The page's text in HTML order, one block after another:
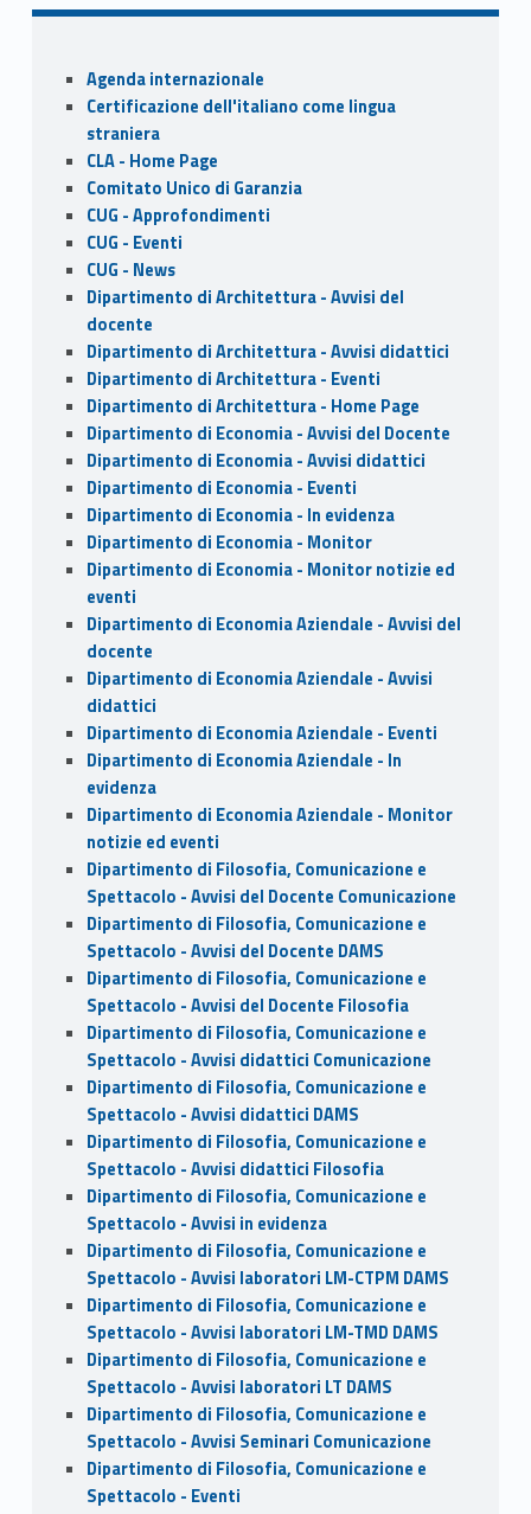
b
o
o
k
d
o
n
l e
Sidebar
Agenda internazionale
Certificazione dell'italiano come lingua
straniera
CLA - Home Page
Comitato Unico di Garanzia
CUG - Approfondimenti
CUG - Eventi
CUG - News
Dipartimento di Architettura - Avvisi del
docente
Dipartimento di Architettura - Avvisi didattici
Dipartimento di Architettura - Eventi
Dipartimento di Architettura - Home Page
Dipartimento di Economia - Avvisi del Docente
Dipartimento di Economia - Avvisi didattici
Dipartimento di Economia - Eventi
Dipartimento di Economia - In evidenza
Dipartimento di Economia - Monitor
Dipartimento di Economia - Monitor notizie ed
eventi
Dipartimento di Economia Aziendale - Avvisi del
docente
Dipartimento di Economia Aziendale - Avvisi
didattici
Dipartimento di Economia Aziendale - Eventi
Dipartimento di Economia Aziendale - In
evidenza
Dipartimento di Economia Aziendale - Monitor
notizie ed eventi
Dipartimento di Filosofia, Comunicazione e
Spettacolo - Avvisi del Docente Comunicazione
Dipartimento di Filosofia, Comunicazione e
Spettacolo - Avvisi del Docente DAMS
Dipartimento di Filosofia, Comunicazione e
Spettacolo - Avvisi del Docente Filosofia
Dipartimento di Filosofia, Comunicazione e
Spettacolo - Avvisi didattici Comunicazione
Dipartimento di Filosofia, Comunicazione e
Spettacolo - Avvisi didattici DAMS
Dipartimento di Filosofia, Comunicazione e
Spettacolo - Avvisi didattici Filosofia
Dipartimento di Filosofia, Comunicazione e
Spettacolo - Avvisi in evidenza
Dipartimento di Filosofia, Comunicazione e
Spettacolo - Avvisi laboratori LM-CTPM DAMS
Dipartimento di Filosofia, Comunicazione e
Spettacolo - Avvisi laboratori LM-TMD DAMS
Dipartimento di Filosofia, Comunicazione e
Spettacolo - Avvisi laboratori LT DAMS
Dipartimento di Filosofia, Comunicazione e
Spettacolo - Avvisi Seminari Comunicazione
Dipartimento di Filosofia, Comunicazione e
Spettacolo - Eventi